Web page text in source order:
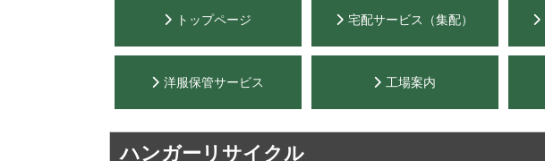
トップページ 宅配サービス（集配）
洋服保管サービス 工場案内
ハンガーリサイクル